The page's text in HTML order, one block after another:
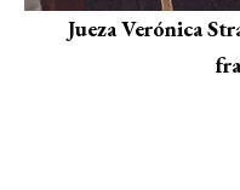
Jueza Verónica